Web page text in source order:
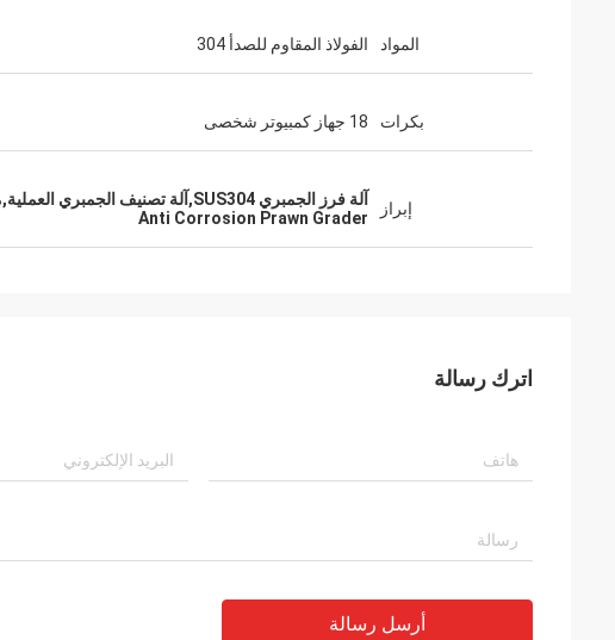
المواد الفولاذ المقاوم للصدأ 304
بكرات 18 جهاز كمبيوتر شخصى
إبراز آلة فرز الجمبري SUS304,آلة تصنيف الجمبري العملية,مكافحة التآكل
Anti Corrosion Prawn Grader
اترك رسالة
أرسل رسالة